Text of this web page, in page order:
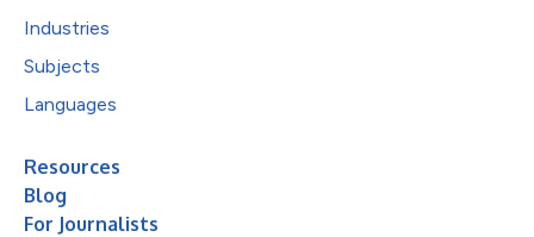
Industries
Subjects
Languages
Resources
Blog
For Journalists